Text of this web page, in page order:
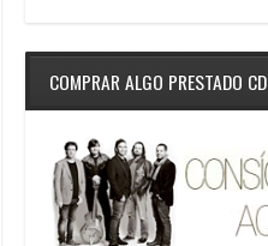
COMPRAR ALGO PRESTADO CD